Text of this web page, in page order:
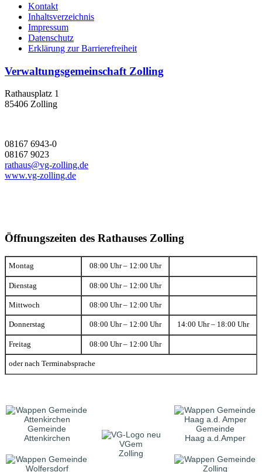
Kontakt
Inhaltsverzeichnis
Impressum
Datenschutz
Erklärung zur Barrierefreiheit
Verwaltungsgemeinschaft Zolling
Rathausplatz 1
85406 Zolling
08167 6943-0
08167 9023
rathaus@vg-zolling.de
www.vg-zolling.de
Öffnungszeiten des Rathauses Zolling
Montag 08:00 Uhr – 12:00 Uhr
Dienstag 08:00 Uhr – 12:00 Uhr
Mittwoch 08:00 Uhr – 12:00 Uhr
Donnerstag 08:00 Uhr – 12:00 Uhr 14:00 Uhr – 18:00 Uhr
Freitag 08:00 Uhr – 12:00 Uhr
oder nach Terminabsprache
Gemeinde
Attenkirchen
VGem
Zolling
Gemeinde
Haag a.d.Amper